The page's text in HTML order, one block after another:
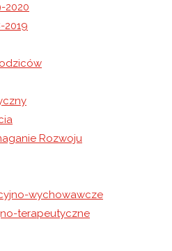
2020
2019
Rozwoju
wychowawcze
terapeutyczne
prawnych 04.05.2021-
trzy ważne święta – 1 maja –
Flagi oraz Święto Narodowe
Konstytucji.
mieszka jest bardzo ważna,
zajęć przypomnieli sobie
jak wygląda mapa oraz godło